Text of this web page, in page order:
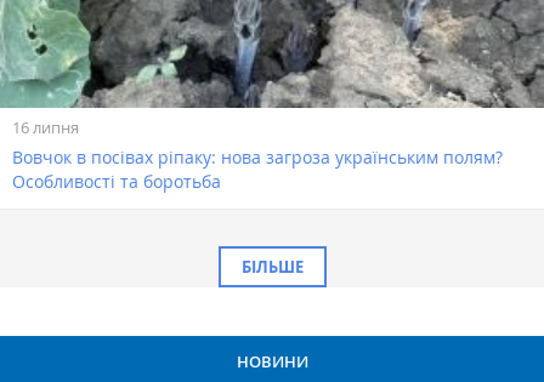
16 липня
Вовчок в посівах ріпаку: нова загроза українським полям?
Особливості та боротьба
БІЛЬШЕ
НОВИНИ